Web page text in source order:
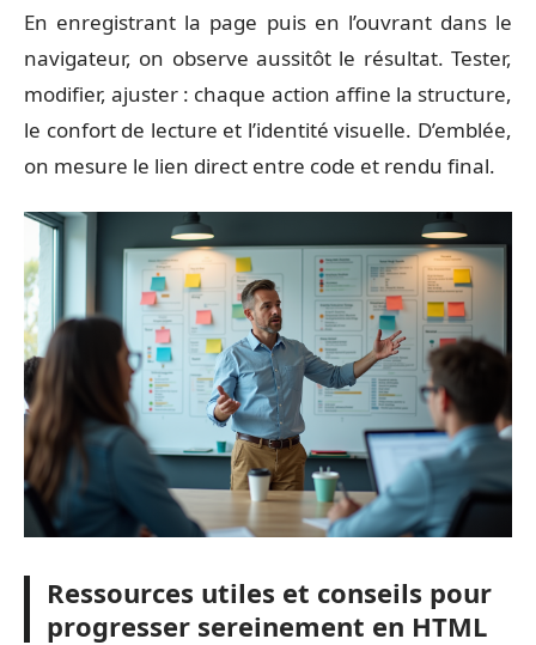
En enregistrant la page puis en l’ouvrant dans le
navigateur, on observe aussitôt le résultat. Tester,
modifier, ajuster : chaque action affine la structure,
le confort de lecture et l’identité visuelle. D’emblée,
on mesure le lien direct entre code et rendu final.
Ressources utiles et conseils pour
progresser sereinement en HTML